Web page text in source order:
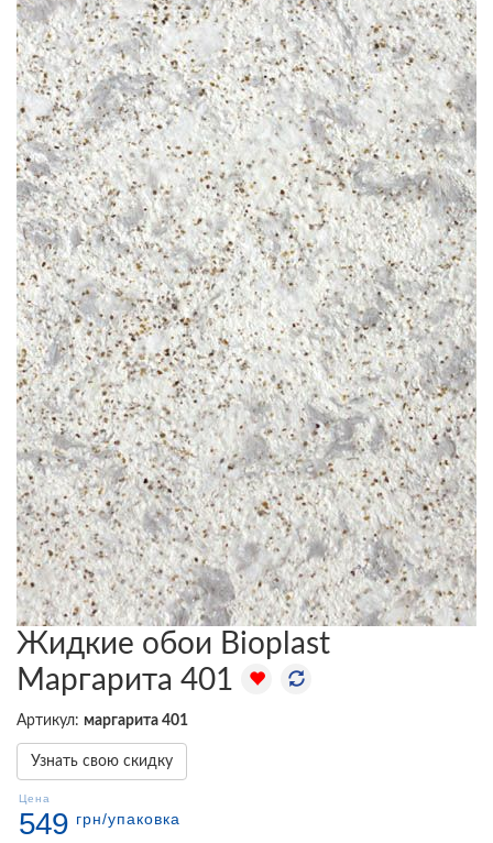
Жидкие обои Bioplast
Маргарита 401
Артикул: маргарита 401
Узнать свою скидку
Цена
549 грн/упаковка